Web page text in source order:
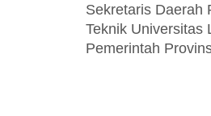
Sekretaris Daerah
Teknik Universitas
Pemerintah